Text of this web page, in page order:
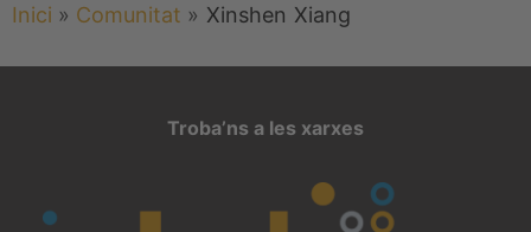
Inici » Comunitat » Xinshen Xiang
Troba’ns a les xarxes